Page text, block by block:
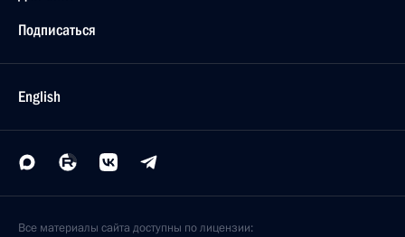
Подписаться
English
Все материалы сайта доступны по лицензии: